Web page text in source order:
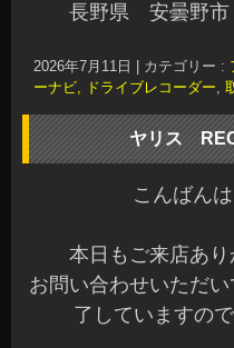
長野県 安曇野市
2026年7月11日 カテゴリー :
ーナビ, ドライブレコーダー,
ヤリス
こんばん
本日もご来店あ
お問い合わせいただ
了していますの